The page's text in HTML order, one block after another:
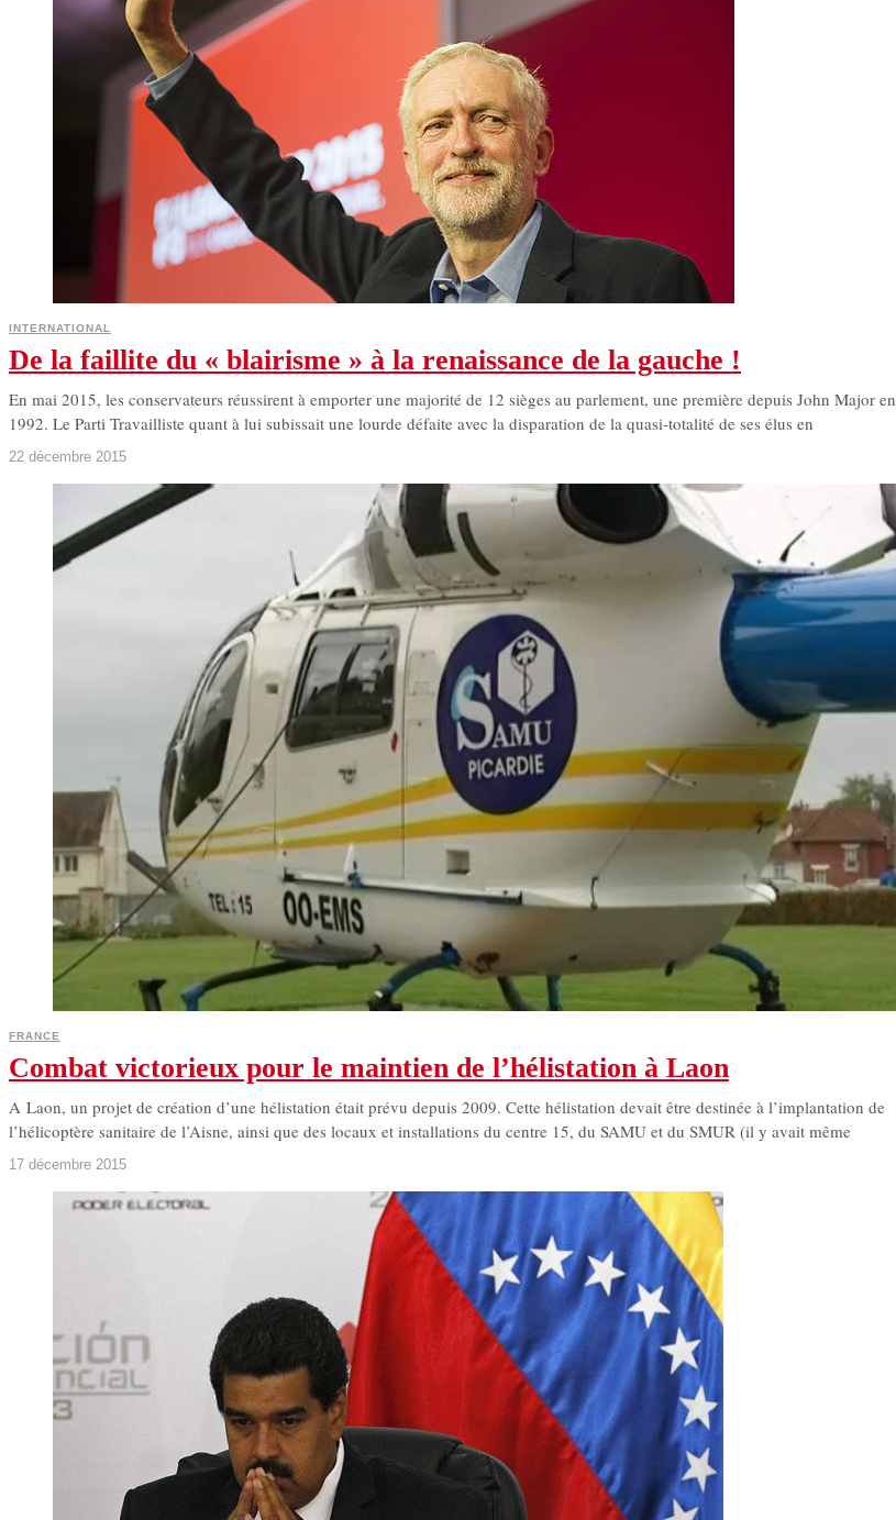
INTERNATIONAL
De la faillite du « blairisme » à la renaissance de la gauche !
En mai 2015, les conservateurs réussirent à emporter une majorité de 12 sièges au parlement, une première depuis John Major en
1992. Le Parti Travailliste quant à lui subissait une lourde défaite avec la disparation de la quasi-totalité de ses élus en
22 décembre 2015
FRANCE
Combat victorieux pour le maintien de l’hélistation à Laon
A Laon, un projet de création d’une hélistation était prévu depuis 2009. Cette hélistation devait être destinée à l’implantation de
l’hélicoptère sanitaire de l’Aisne, ainsi que des locaux et installations du centre 15, du SAMU et du SMUR (il y avait même
17 décembre 2015